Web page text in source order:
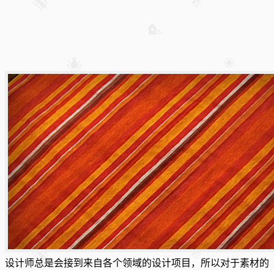
设计师总是会接到来自各个领域的设计项目，所以对于素材的